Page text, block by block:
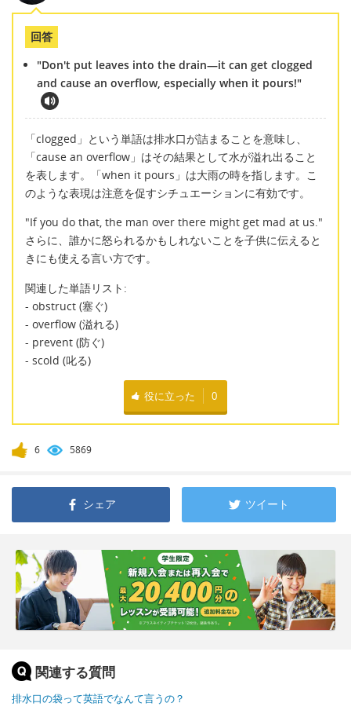
回答
"Don't put leaves into the drain—it can get clogged
and cause an overflow, especially when it pours!"
「clogged」という単語は排水口が詰まることを意味し、
「cause an overflow」はその結果として水が溢れ出ること
を表します。「when it pours」は大雨の時を指します。こ
のような表現は注意を促すシチュエーションに有効です。
"If you do that, the man over there might get mad at us."
さらに、誰かに怒られるかもしれないことを子供に伝えると
きにも使える言い方です。
関連した単語リスト:
- obstruct (塞ぐ)
- overflow (溢れる)
- prevent (防ぐ)
- scold (叱る)
役に立った 0
6 5869
シェア ツイート
関連する質問
排水口の袋って英語でなんて言うの？